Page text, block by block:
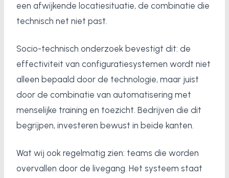
een afwijkende locatiesituatie, de combinatie die
technisch net niet past.
Socio-technisch onderzoek bevestigt dit: de
effectiviteit van configuratiesystemen wordt niet
alleen bepaald door de technologie, maar juist
door de combinatie van automatisering met
menselijke training en toezicht. Bedrijven die dit
begrijpen, investeren bewust in beide kanten.
Wat wij ook regelmatig zien: teams die worden
overvallen door de livegang. Het systeem staat